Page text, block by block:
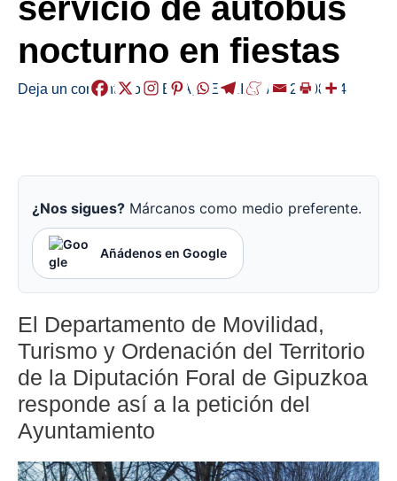
nocturno en fiestas
Deja un comentario /DEBA ,HERRIAK /2025-08-04
¿Nos sigues? Márcanos como medio preferente.
Añádenos en Google
El Departamento de Movilidad,
Turismo y Ordenación del Territorio
de la Diputación Foral de Gipuzkoa
responde así a la petición del
Ayuntamiento